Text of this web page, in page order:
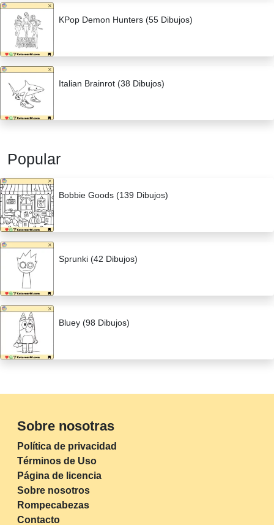
KPop Demon Hunters (55 Dibujos)
Italian Brainrot (38 Dibujos)
Popular
Bobbie Goods (139 Dibujos)
Sprunki (42 Dibujos)
Bluey (98 Dibujos)
Sobre nosotras
Política de privacidad
Términos de Uso
Página de licencia
Sobre nosotros
Rompecabezas
Contacto